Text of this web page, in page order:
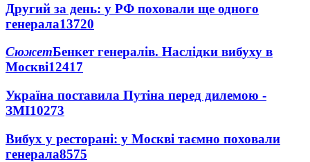
Другий за день: у РФ поховали ще одного
генерала13720
СюжетБенкет генералів. Наслідки вибуху в
Москві12417
Україна поставила Путіна перед дилемою -
ЗМІ10273
Вибух у ресторані: у Москві таємно поховали
генерала8575